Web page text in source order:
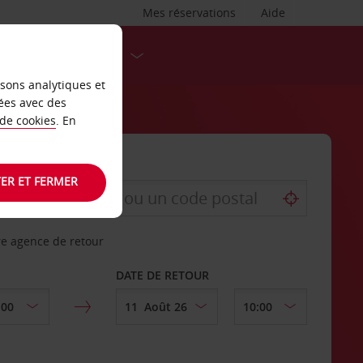
Aide
Mes réservations
agence de retour
DATE DE RETOUR
analytiques et
avec des
cookies. En
ET FERMER